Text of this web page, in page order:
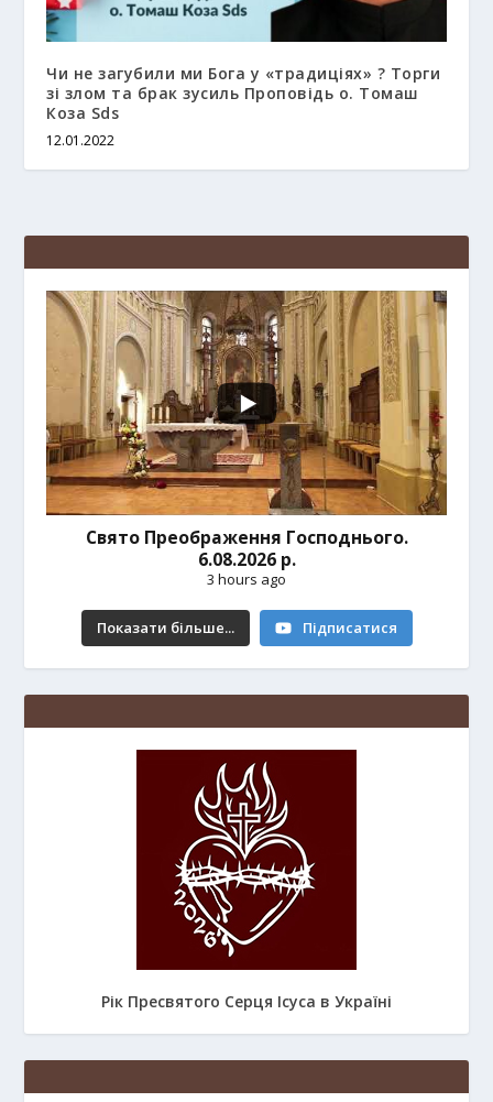
Чи не загубили ми Бога у «традиціях» ? Торги
зі злом та брак зусиль Проповідь о. Томаш
Коза Sds
12.01.2022
Свято Преображення Господнього.
6.08.2026 р.
3 hours ago
Показати більше... Підписатися
Рік Пресвятого Серця Ісуса в Україні